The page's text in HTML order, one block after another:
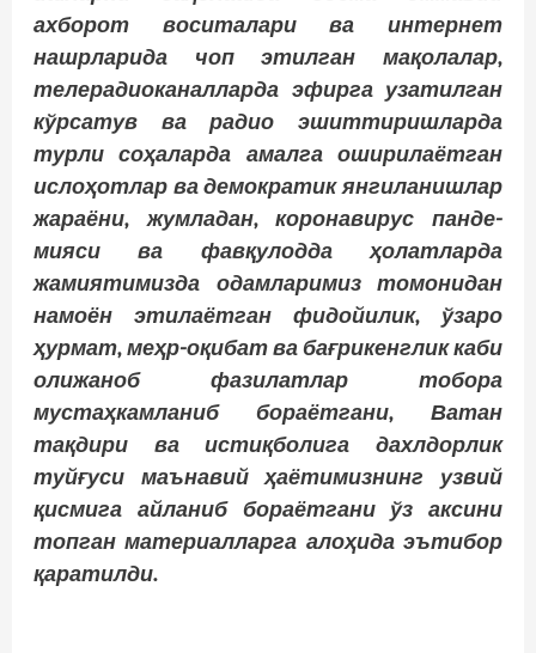
ахборот воситалари ва интернет
нашрларида чоп этилган мақолалар,
телерадиоканалларда эфирга узатилган
кўрсатув ва радио эшиттиришларда
турли соҳаларда амалга оширилаётган
ислоҳотлар ва демократик янгиланишлар
жараёни, жумладан, коронавирус панде­
мияси ва фавқулодда ҳолатларда
жамиятимизда одамларимиз томонидан
намоён этилаётган фидойилик, ўзаро
ҳурмат, меҳр-оқибат ва бағрикенглик каби
олижаноб фазилатлар тобора
мустаҳкамланиб бораётгани, Ватан
тақдири ва истиқболига дахлдорлик
туйғуси маънавий ҳаётимизнинг узвий
қисмига айланиб бораётгани ўз аксини
топган материалларга алоҳида эътибор
қаратилди.